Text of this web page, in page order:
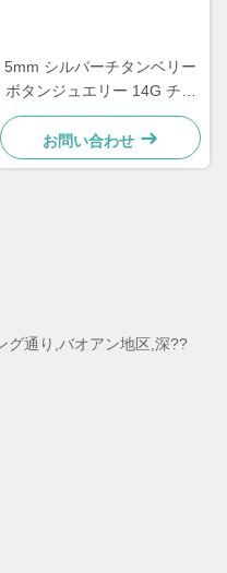
5mm シルバーチタンベリー
ボタンジュエリー 14G チタ
ンへそピアス
お問い合わせ
グ通り,バオアン地区,深??